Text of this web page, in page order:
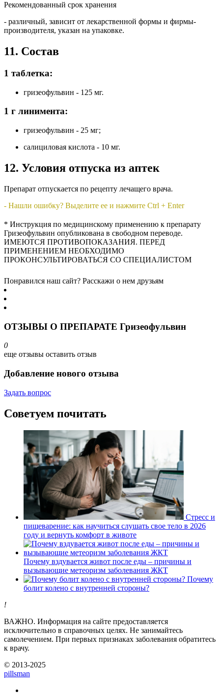
Рекомендованный срок хранения
- различный, зависит от лекарственной формы и фирмы-
производителя, указан на упаковке.
11. Состав
1 таблетка:
гризеофульвин - 125 мг.
1 г линимента:
гризеофульвин - 25 мг;
салициловая кислота - 10 мг.
12. Условия отпуска из аптек
Препарат отпускается по рецепту лечащего врача.
- Нашли ошибку? Выделите ее и нажмите Ctrl + Enter
* Инструкция по медицинскому применению к препарату
Гризеофульвин опубликована в свободном переводе.
ИМЕЮТСЯ ПРОТИВОПОКАЗАНИЯ. ПЕРЕД
ПРИМЕНЕНИЕМ НЕОБХОДИМО
ПРОКОНСУЛЬТИРОВАТЬСЯ СО СПЕЦИАЛИСТОМ
Понравился наш сайт? Расскажи о нем друзьям
ОТЗЫВЫ О ПРЕПАРАТЕ Гризеофульвин
0
еще отзывы оставить отзыв
Добавление нового отзыва
Задать вопрос
Советуем почитать
Стресс и
пищеварение: как научиться слушать свое тело в 2026
году и вернуть комфорт в животе
Почему вздувается живот после еды – причины и
вызывающие метеоризм заболевания ЖКТ
Почему
болит колено с внутренней стороны?
!
ВАЖНО. Информация на сайте предоставляется
исключительно в справочных целях. Не занимайтесь
самолечением. При первых признаках заболевания обратитесь
к врачу.
© 2013-2025
pillsman